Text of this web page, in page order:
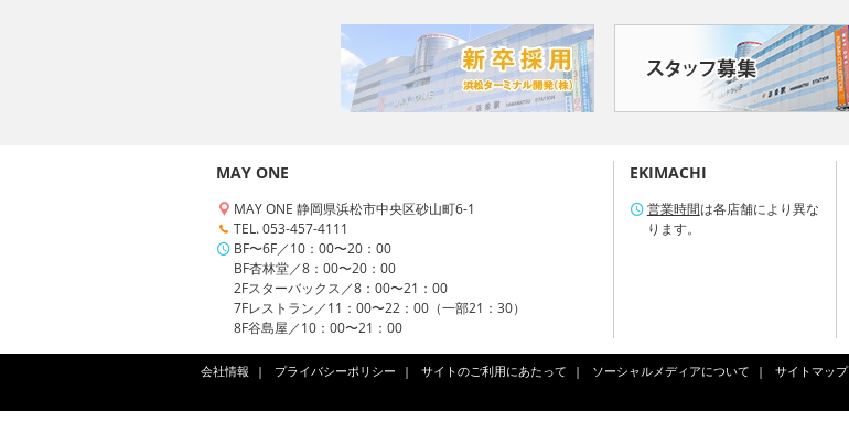
MAY ONE
MAY ONE 静岡県浜松市中央区砂山町6-1
TEL. 053-457-4111
BF〜6F／10：00〜20：00
BF杏林堂／8：00〜20：00
2Fスターバックス／8：00〜21：00
7Fレストラン／11：00〜22：00（一部21：30）
8F谷島屋／10：00〜21：00
EKIMACHI
営業時間は各店舗により異な
ります。
会社情報 プライバシーポリシー サイトのご利用にあたって ソーシャルメディアについて サイトマップ